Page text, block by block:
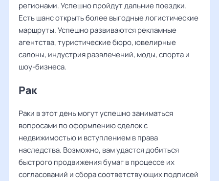
регионами. Успешно пройдут дальние поездки.
Есть шанс открыть более выгодные логистические
маршруты. Успешно развиваются рекламные
агентства, туристические бюро, ювелирные
салоны, индустрия развлечений, моды, спорта и
шоу-бизнеса.
Рак
Раки в этот день могут успешно заниматься
вопросами по оформлению сделок с
недвижимостью и вступлением в права
наследства. Возможно, вам удастся добиться
быстрого продвижения бумаг в процессе их
согласований и сбора соответствующих подписей